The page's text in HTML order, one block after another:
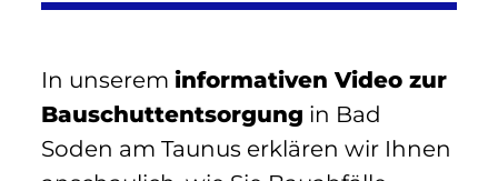
In unserem informativen Video zur
Bauschuttentsorgung in Bad
Soden am Taunus erklären wir Ihnen